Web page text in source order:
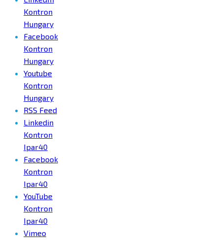
Kontron
Hungary
Facebook
Kontron
Hungary
Youtube
Kontron
Hungary
RSS Feed
Linkedin
Kontron
Ipar40
Facebook
Kontron
Ipar40
YouTube
Kontron
Ipar40
Vimeo